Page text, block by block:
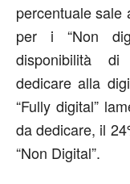
percentuale sale
per i “Non
disponibilità di
dedicare alla
“Fully digital”
da dedicare, il
“Non Digital”.